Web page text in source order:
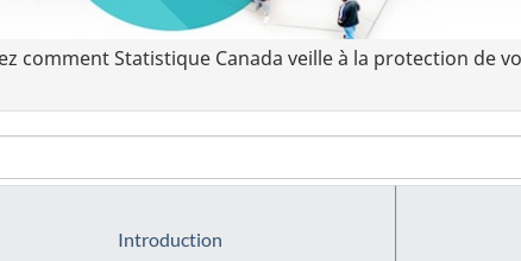
comment Statistique Canada veille à la protection de
Introduction